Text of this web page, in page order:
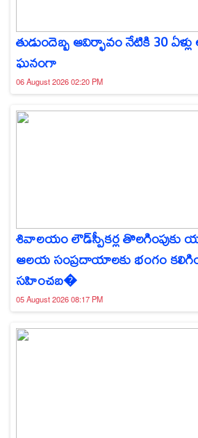
తుడుందెబ్బ ఆవిర్భావం నేటికి 30
ఘనంగా
06 August 2026 02:20 PM
శివాలయం లౌడ్‌స్పీకర్ల తొలగింపుకు
ఆలయ సంప్రదాయాలకు భంగం
సహించబ�
05 August 2026 08:17 PM